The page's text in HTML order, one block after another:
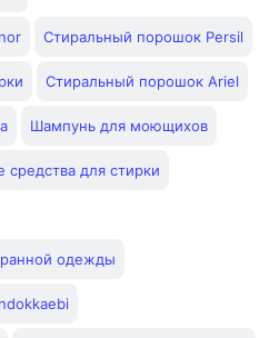
Стиральный порошок Persil
Стиральный порошок Ariel
Шампунь для моющихов
средства для стирки
одежды